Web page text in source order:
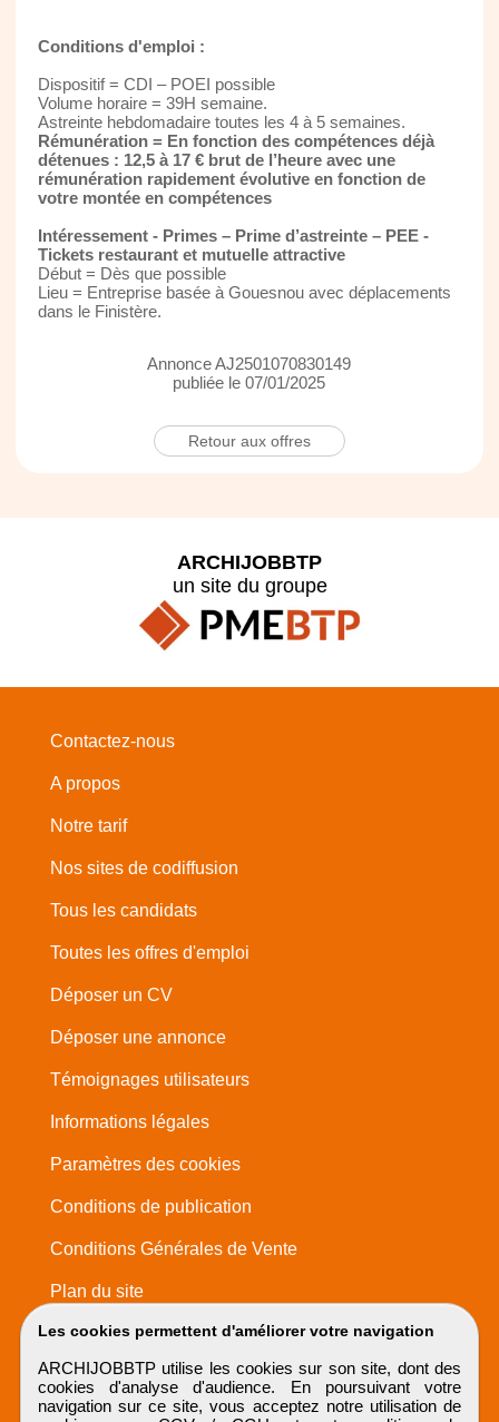
Conditions d'emploi :
Dispositif = CDI – POEI possible
Volume horaire = 39H semaine.
Astreinte hebdomadaire toutes les 4 à 5 semaines.
Rémunération = En fonction des compétences déjà
détenues : 12,5 à 17 € brut de l’heure avec une
rémunération rapidement évolutive en fonction de
votre montée en compétences
Intéressement - Primes – Prime d’astreinte – PEE -
Tickets restaurant et mutuelle attractive
Début = Dès que possible
Lieu = Entreprise basée à Gouesnou avec déplacements
dans le Finistère.
Annonce AJ2501070830149
publiée le 07/01/2025
Retour aux offres
Les cookies permettent d'améliorer votre navigation
ARCHIJOBBTP utilise les cookies sur son site, dont des
cookies d'analyse d'audience. En poursuivant votre
navigation sur ce site, vous acceptez notre utilisation de
ARCHIJOBBTP
un site du groupe
Contactez-nous
A propos
Notre tarif
Nos sites de codiffusion
Tous les candidats
Toutes les offres d'emploi
Déposer un CV
Déposer une annonce
Témoignages utilisateurs
Informations légales
Paramètres des cookies
Conditions de publication
Conditions Générales de Vente
Plan du site